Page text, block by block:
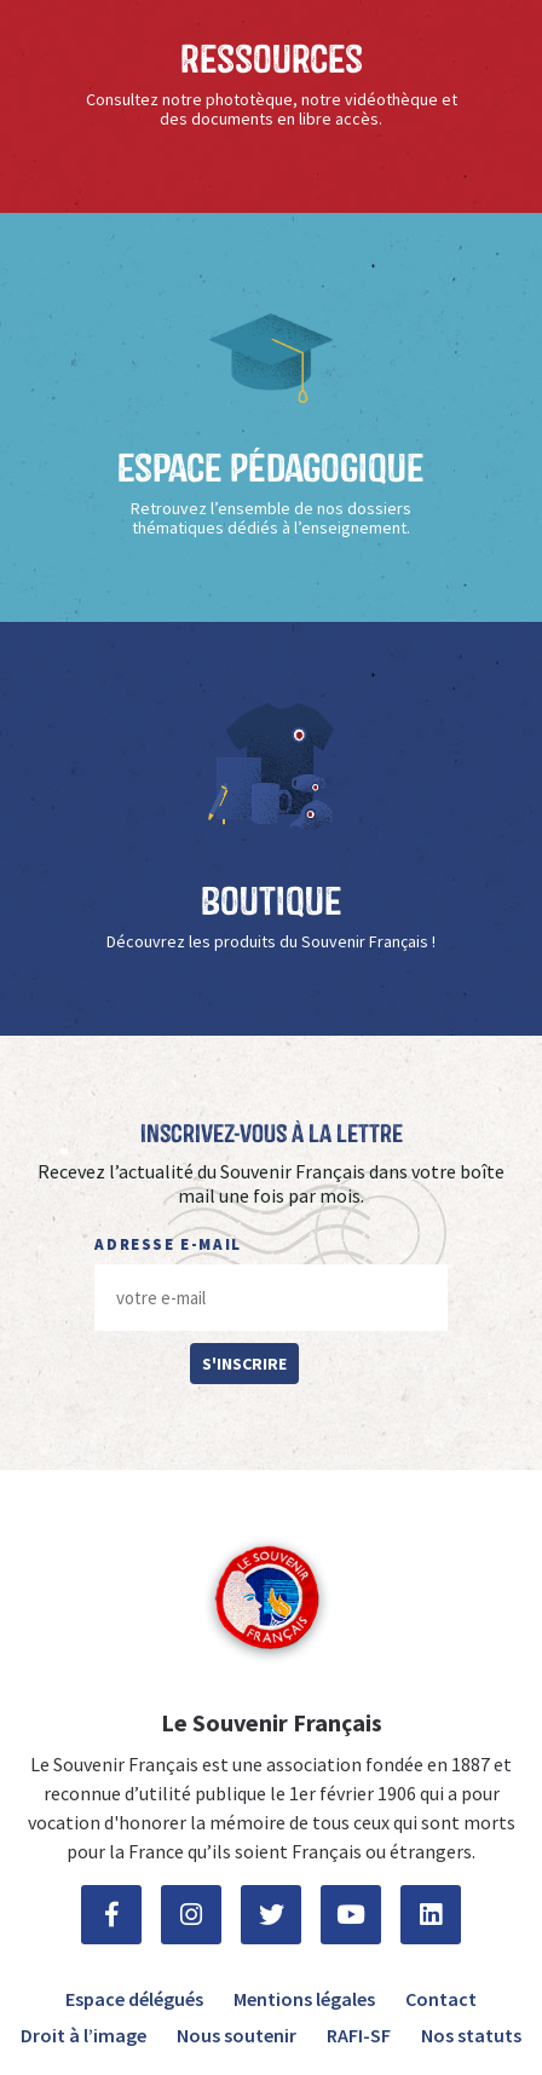
Ressources
Consultez notre phototèque, notre vidéothèque et
des documents en libre accès.
Espace Pédagogique
Retrouvez l’ensemble de nos dossiers
thématiques dédiés à l’enseignement.
Boutique
Découvrez les produits du Souvenir Français !
Inscrivez-vous à La Lettre
Recevez l’actualité du Souvenir Français dans votre boîte
mail une fois par mois.
ADRESSE E-MAIL
S'INSCRIRE
Le Souvenir Français
Le Souvenir Français est une association fondée en 1887 et
reconnue d’utilité publique le 1er février 1906 qui a pour
vocation d'honorer la mémoire de tous ceux qui sont morts
pour la France qu’ils soient Français ou étrangers.
Espace délégués Mentions légales
Contact
Droit à l’image
Nous soutenir RAFI-SF Nos statuts